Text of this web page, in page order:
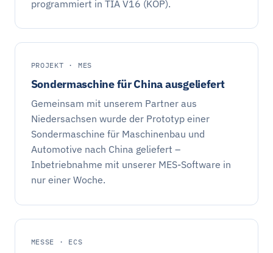
programmiert in TIA V16 (KOP).
PROJEKT · MES
Sondermaschine für China ausgeliefert
Gemeinsam mit unserem Partner aus
Niedersachsen wurde der Prototyp einer
Sondermaschine für Maschinenbau und
Automotive nach China geliefert –
Inbetriebnahme mit unserer MES-Software in
nur einer Woche.
MESSE · ECS